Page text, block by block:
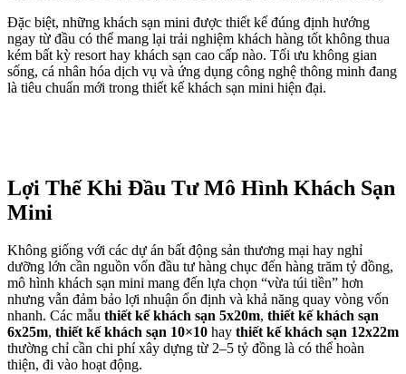
Đặc biệt, những khách sạn mini được thiết kế đúng định hướng
ngay từ đầu có thể mang lại trải nghiệm khách hàng tốt không thua
kém bất kỳ resort hay khách sạn cao cấp nào. Tối ưu không gian
sống, cá nhân hóa dịch vụ và ứng dụng công nghệ thông minh đang
là tiêu chuẩn mới trong thiết kế khách sạn mini hiện đại.
Lợi Thế Khi Đầu Tư Mô Hình Khách Sạn
Mini
Không giống với các dự án bất động sản thương mại hay nghỉ
dưỡng lớn cần nguồn vốn đầu tư hàng chục đến hàng trăm tỷ đồng,
mô hình khách sạn mini mang đến lựa chọn “vừa túi tiền” hơn
nhưng vẫn đảm bảo lợi nhuận ổn định và khả năng quay vòng vốn
nhanh. Các mẫu thiết kế khách sạn 5x20m, thiết kế khách sạn
6x25m, thiết kế khách sạn 10×10 hay thiết kế khách sạn 12x22m
thường chỉ cần chi phí xây dựng từ 2–5 tỷ đồng là có thể hoàn
thiện, đi vào hoạt động.